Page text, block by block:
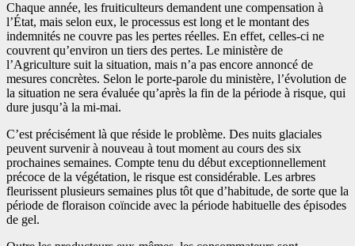
Chaque année, les fruiticulteurs demandent une compensation à
l’État, mais selon eux, le processus est long et le montant des
indemnités ne couvre pas les pertes réelles. En effet, celles-ci ne
couvrent qu’environ un tiers des pertes. Le ministère de
l’Agriculture suit la situation, mais n’a pas encore annoncé de
mesures concrètes. Selon le porte-parole du ministère, l’évolution de
la situation ne sera évaluée qu’après la fin de la période à risque, qui
dure jusqu’à la mi-mai.
C’est précisément là que réside le problème. Des nuits glaciales
peuvent survenir à nouveau à tout moment au cours des six
prochaines semaines. Compte tenu du début exceptionnellement
précoce de la végétation, le risque est considérable. Les arbres
fleurissent plusieurs semaines plus tôt que d’habitude, de sorte que la
période de floraison coïncide avec la période habituelle des épisodes
de gel.